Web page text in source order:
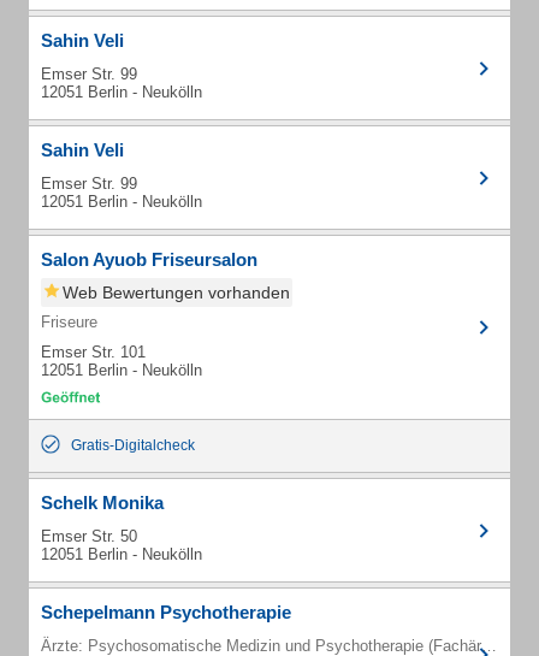
Sahin Veli
Emser Str. 99
12051 Berlin - Neukölln
Sahin Veli
Emser Str. 99
12051 Berlin - Neukölln
Salon Ayuob Friseursalon
Web Bewertungen vorhanden
Friseure
Emser Str. 101
12051 Berlin - Neukölln
Gratis-Digitalcheck
Schelk Monika
Emser Str. 50
12051 Berlin - Neukölln
Schepelmann Psychotherapie
Ärzte: Psychosomatische Medizin und Psychotherapie (Fachärzte)